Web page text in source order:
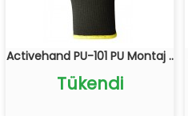
Activehand PU-101 PU Montaj ..
Tükendi